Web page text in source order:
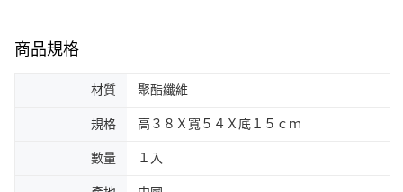
商品規格
材質 聚酯纖維
規格 高３８Ｘ寬５４Ｘ底１５ｃｍ
數量 １入